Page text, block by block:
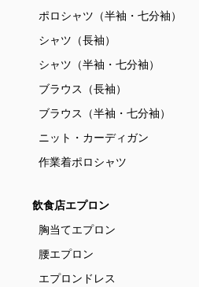
ポロシャツ（半袖・七分袖）
シャツ（長袖）
シャツ（半袖・七分袖）
ブラウス（長袖）
ブラウス（半袖・七分袖）
ニット・カーディガン
作業着ポロシャツ
飲食店エプロン
胸当てエプロン
腰エプロン
エプロンドレス